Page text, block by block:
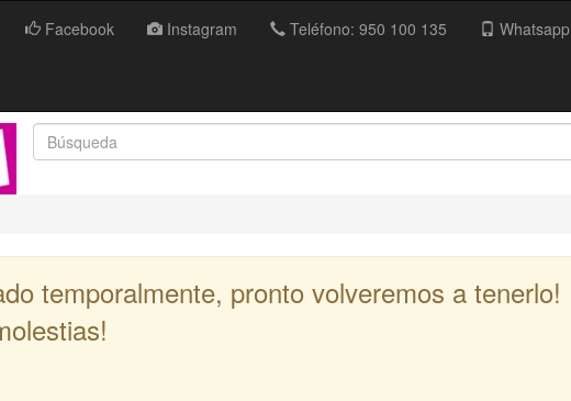
Facebook Instagram Teléfono: 950 100 135 Whatsapp
temporalmente, pronto volveremos a tenerlo!